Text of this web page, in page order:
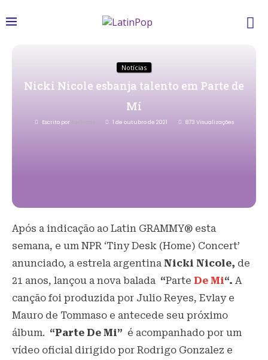
Notícias
Nicki Nicole esbanja talento em Parte de
Mí
Escrito por Redacao 1 de outubro de 2021 873 Visualizações
Após a indicação ao Latin GRAMMY® esta
semana, e um NPR ‘Tiny Desk (Home) Concert’
anunciado, a estrela argentina Nicki Nicole, de
21 anos, lançou a nova balada “Parte De Mi“. A
canção foi produzida por Julio Reyes, Evlay e
Mauro de Tommaso e antecede seu próximo
álbum. “Parte De Mi” é acompanhado por um
vídeo oficial dirigido por Rodrigo Gonzalez e